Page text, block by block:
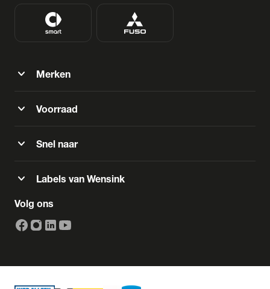
expand_more Merken
expand_more Voorraad
expand_more Snel naar
expand_more Labels van Wensink
Volg ons